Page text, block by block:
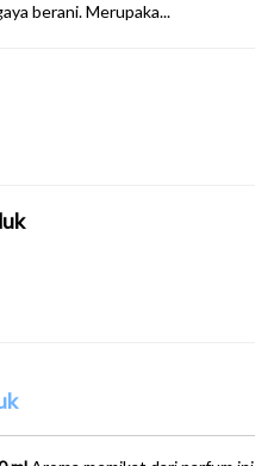
berani. Merupaka...